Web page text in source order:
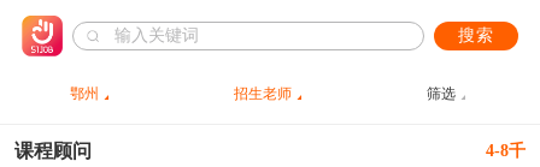
搜索
鄂州 招生老师 筛选
课程顾问 4-8千